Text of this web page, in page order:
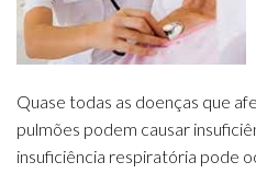
Quase todas as doenças que
pulmões podem causar
insuficiência respiratória pode